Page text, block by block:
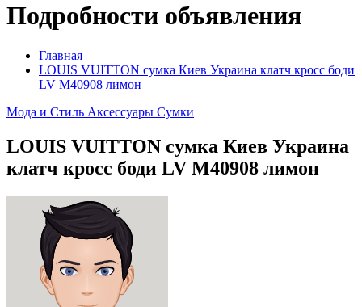
Подробности объявления
Главная
LOUIS VUITTON сумка Киев Украина клатч кросс боди
LV M40908 лимон
Мода и Стиль Аксессуары Сумки
LOUIS VUITTON сумка Киев Украина
клатч кросс боди LV M40908 лимон